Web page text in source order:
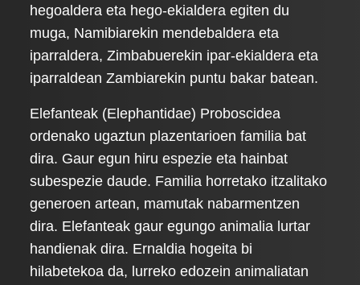
hegoaldera eta hego-ekialdera egiten du
muga, Namibiarekin mendebaldera eta
iparraldera, Zimbabuerekin ipar-ekialdera eta
iparraldean Zambiarekin puntu bakar batean.
Elefanteak (Elephantidae) Proboscidea
ordenako ugaztun plazentarioen familia bat
dira. Gaur egun hiru espezie eta hainbat
subespezie daude. Familia horretako itzalitako
generoen artean, mamutak nabarmentzen
dira. Elefanteak gaur egungo animalia lurtar
handienak dira. Ernaldia hogeita bi
hilabetekoa da, lurreko edozein animaliatan